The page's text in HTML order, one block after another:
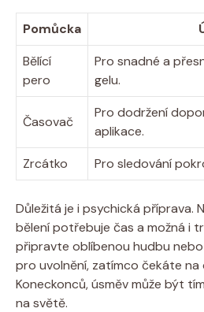
Pomůcka
Bělící
pero
Pro snadné a
gelu.
Časovač
Pro dodržení
aplikace.
Zrcátko
Pro sledování
Důležitá je i psychická příprava.
bělení potřebuje čas a možná i
připravte oblíbenou hudbu
pro uvolnění, zatímco čekáte na
Koneckonců, úsměv může být
na světě.